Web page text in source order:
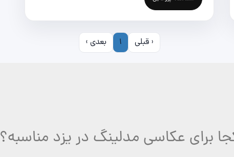
‹ قبلی 1 بعدی ›
برای عکاسی مدلینگ در یزد مناسبه؟